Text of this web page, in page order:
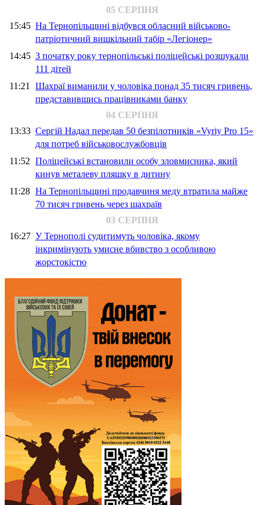
05 СЕРПНЯ
15:45 На Тернопільщині відбувся обласний військово-
патріотичний вишкільний табір «Легіонер»
14:45 З початку року тернопільські поліцейські розшукали
111 дітей
11:21 Шахраї виманили у чоловіка понад 35 тисяч гривень,
представившись працівниками банку
04 СЕРПНЯ
13:33 Сергій Надал передав 50 безпілотників «Vyriy Pro 15»
для потреб військовослужбовців
11:52 Поліцейські встановили особу зловмисника, який
кинув металеву пляшку в дитину
11:28 На Тернопільщині продавчиня меду втратила майже
70 тисяч гривень через шахраїв
03 СЕРПНЯ
16:27 У Тернополі судитимуть чоловіка, якому
інкримінують умисне вбивство з особливою
жорстокістю